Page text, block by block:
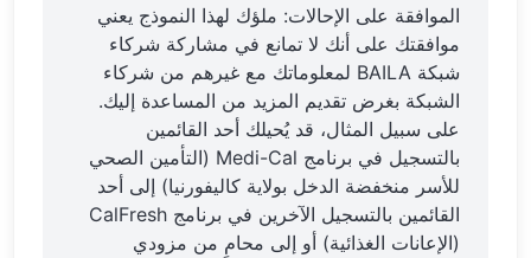
الموافقة على الإحالات: ملؤك لهذا النموذج يعني
موافقتك على أنك لا تمانع في مشاركة شركاء
شبكة BAILA لمعلوماتك مع غيرهم من شركاء
الشبكة بغرض تقديم المزيد من المساعدة إليك.
على سبيل المثال، قد يُحيلك أحد القائمين
بالتسجيل في برنامج Medi-Cal (التأمين الصحي
للأسر منخفضة الدخل بولاية كاليفورنيا) إلى أحد
القائمين بالتسجيل الآخرين في برنامج CalFresh
(الإعانات الغذائية) أو إلى محامٍ من مزودي